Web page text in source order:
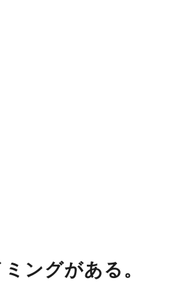
ングがある。